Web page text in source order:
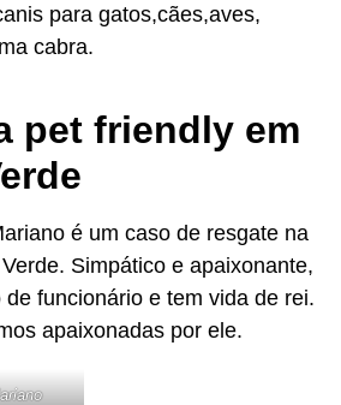
para gatos,cães,aves,
cabra.
pet friendly em
é um caso de resgate na
Simpático e apaixonante,
funcionário e tem vida de rei.
apaixonadas por ele.